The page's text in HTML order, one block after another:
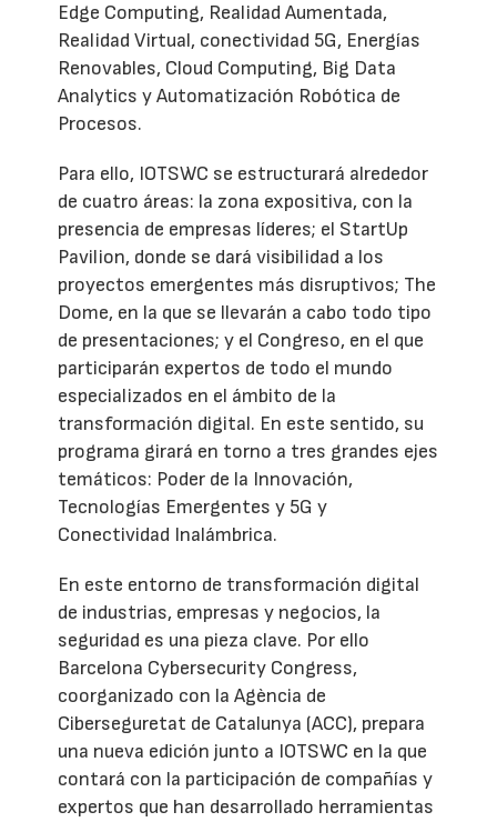
Edge Computing, Realidad Aumentada,
Realidad Virtual, conectividad 5G, Energías
Renovables, Cloud Computing, Big Data
Analytics y Automatización Robótica de
Procesos.
Para ello, IOTSWC se estructurará alrededor
de cuatro áreas: la zona expositiva, con la
presencia de empresas líderes; el StartUp
Pavilion, donde se dará visibilidad a los
proyectos emergentes más disruptivos; The
Dome, en la que se llevarán a cabo todo tipo
de presentaciones; y el Congreso, en el que
participarán expertos de todo el mundo
especializados en el ámbito de la
transformación digital. En este sentido, su
programa girará en torno a tres grandes ejes
temáticos: Poder de la Innovación,
Tecnologías Emergentes y 5G y
Conectividad Inalámbrica.
En este entorno de transformación digital
de industrias, empresas y negocios, la
seguridad es una pieza clave. Por ello
Barcelona Cybersecurity Congress,
coorganizado con la Agència de
Ciberseguretat de Catalunya (ACC), prepara
una nueva edición junto a IOTSWC en la que
contará con la participación de compañías y
expertos que han desarrollado herramientas